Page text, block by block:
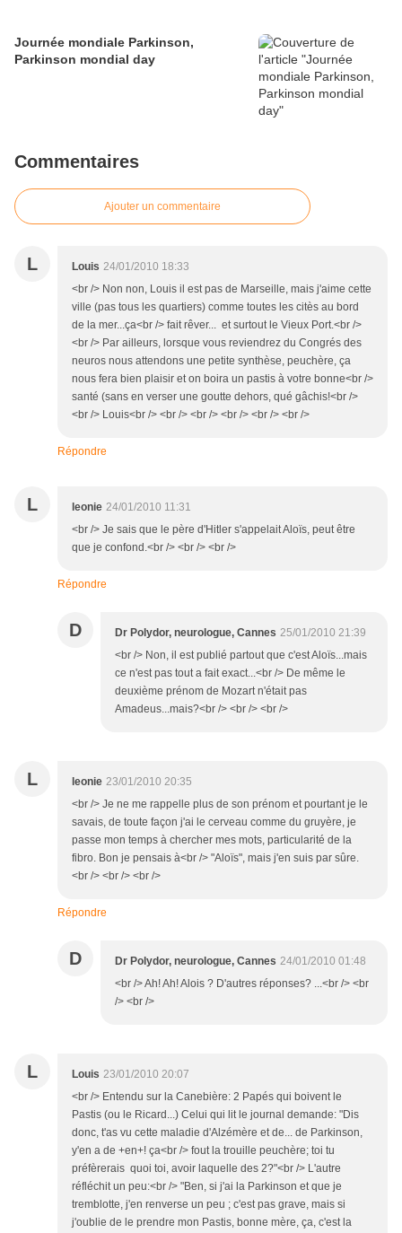
Journée mondiale Parkinson,
Parkinson mondial day
Commentaires
Ajouter un commentaire
L Louis 24/01/2010 18:33
<br /> Non non, Louis il est pas de Marseille, mais j'aime cette
ville (pas tous les quartiers) comme toutes les citès au bord
de la mer...ça<br /> fait rêver... et surtout le Vieux Port.<br />
<br /> Par ailleurs, lorsque vous reviendrez du Congrés des
neuros nous attendons une petite synthèse, peuchère, ça
nous fera bien plaisir et on boira un pastis à votre bonne<br />
santé (sans en verser une goutte dehors, qué gâchis!<br />
<br /> Louis<br /> <br /> <br /> <br /> <br /> <br />
Répondre
L leonie 24/01/2010 11:31
<br /> Je sais que le père d'Hitler s'appelait Aloïs, peut être
que je confond.<br /> <br /> <br />
Répondre
D Dr Polydor, neurologue, Cannes 25/01/2010 21:39
<br /> Non, il est publié partout que c'est Aloïs...mais
ce n'est pas tout a fait exact...<br /> De même le
deuxième prénom de Mozart n'était pas
Amadeus...mais?<br /> <br /> <br />
L leonie 23/01/2010 20:35
<br /> Je ne me rappelle plus de son prénom et pourtant je le
savais, de toute façon j'ai le cerveau comme du gruyère, je
passe mon temps à chercher mes mots, particularité de la
fibro. Bon je pensais à<br /> "Aloïs", mais j'en suis par sûre.
<br /> <br /> <br />
Répondre
D Dr Polydor, neurologue, Cannes 24/01/2010 01:48
<br /> Ah! Ah! Alois ? D'autres réponses? ...<br /> <br
/> <br />
L Louis 23/01/2010 20:07
<br /> Entendu sur la Canebière: 2 Papés qui boivent le
Pastis (ou le Ricard...) Celui qui lit le journal demande: "Dis
donc, t'as vu cette maladie d'Alzémère et de... de Parkinson,
y'en a de +en+! ça<br /> fout la trouille peuchère; toi tu
préfèrerais quoi toi, avoir laquelle des 2?"<br /> L'autre
réfléchit un peu:<br /> "Ben, si j'ai la Parkinson et que je
tremblotte, j'en renverse un peu ; c'est pas grave, mais si
j'oublie de le prendre mon Pastis, bonne mère, ça, c'est la